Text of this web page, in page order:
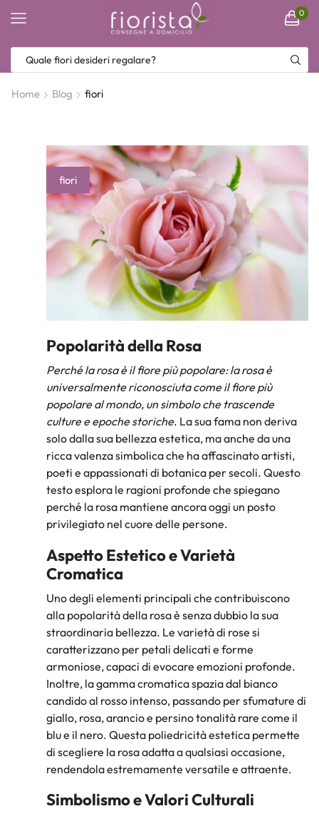
0
Home Blog fiori
fiori
Popolarità della Rosa
Perché la rosa è il fiore più popolare: la rosa è
universalmente riconosciuta come il fiore più
popolare al mondo, un simbolo che trascende
culture e epoche storiche. La sua fama non deriva
solo dalla sua bellezza estetica, ma anche da una
ricca valenza simbolica che ha affascinato artisti,
poeti e appassionati di botanica per secoli. Questo
testo esplora le ragioni profonde che spiegano
perché la rosa mantiene ancora oggi un posto
privilegiato nel cuore delle persone.
Aspetto Estetico e Varietà
Cromatica
Uno degli elementi principali che contribuiscono
alla popolarità della rosa è senza dubbio la sua
straordinaria bellezza. Le varietà di rose si
caratterizzano per petali delicati e forme
armoniose, capaci di evocare emozioni profonde.
Inoltre, la gamma cromatica spazia dal bianco
candido al rosso intenso, passando per sfumature di
giallo, rosa, arancio e persino tonalità rare come il
blu e il nero. Questa poliedricità estetica permette
di scegliere la rosa adatta a qualsiasi occasione,
rendendola estremamente versatile e attraente.
Simbolismo e Valori Culturali